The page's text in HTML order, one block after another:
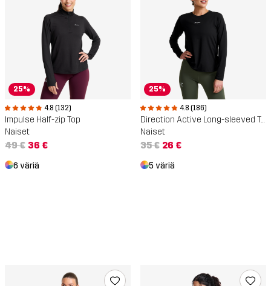
25%
4.8 (132)
Impulse Half-zip Top
Naiset
49 € 36 €
6 väriä
25%
4.8 (186)
Direction Active Long-sleeved T-shirt
Naiset
35 € 26 €
5 väriä